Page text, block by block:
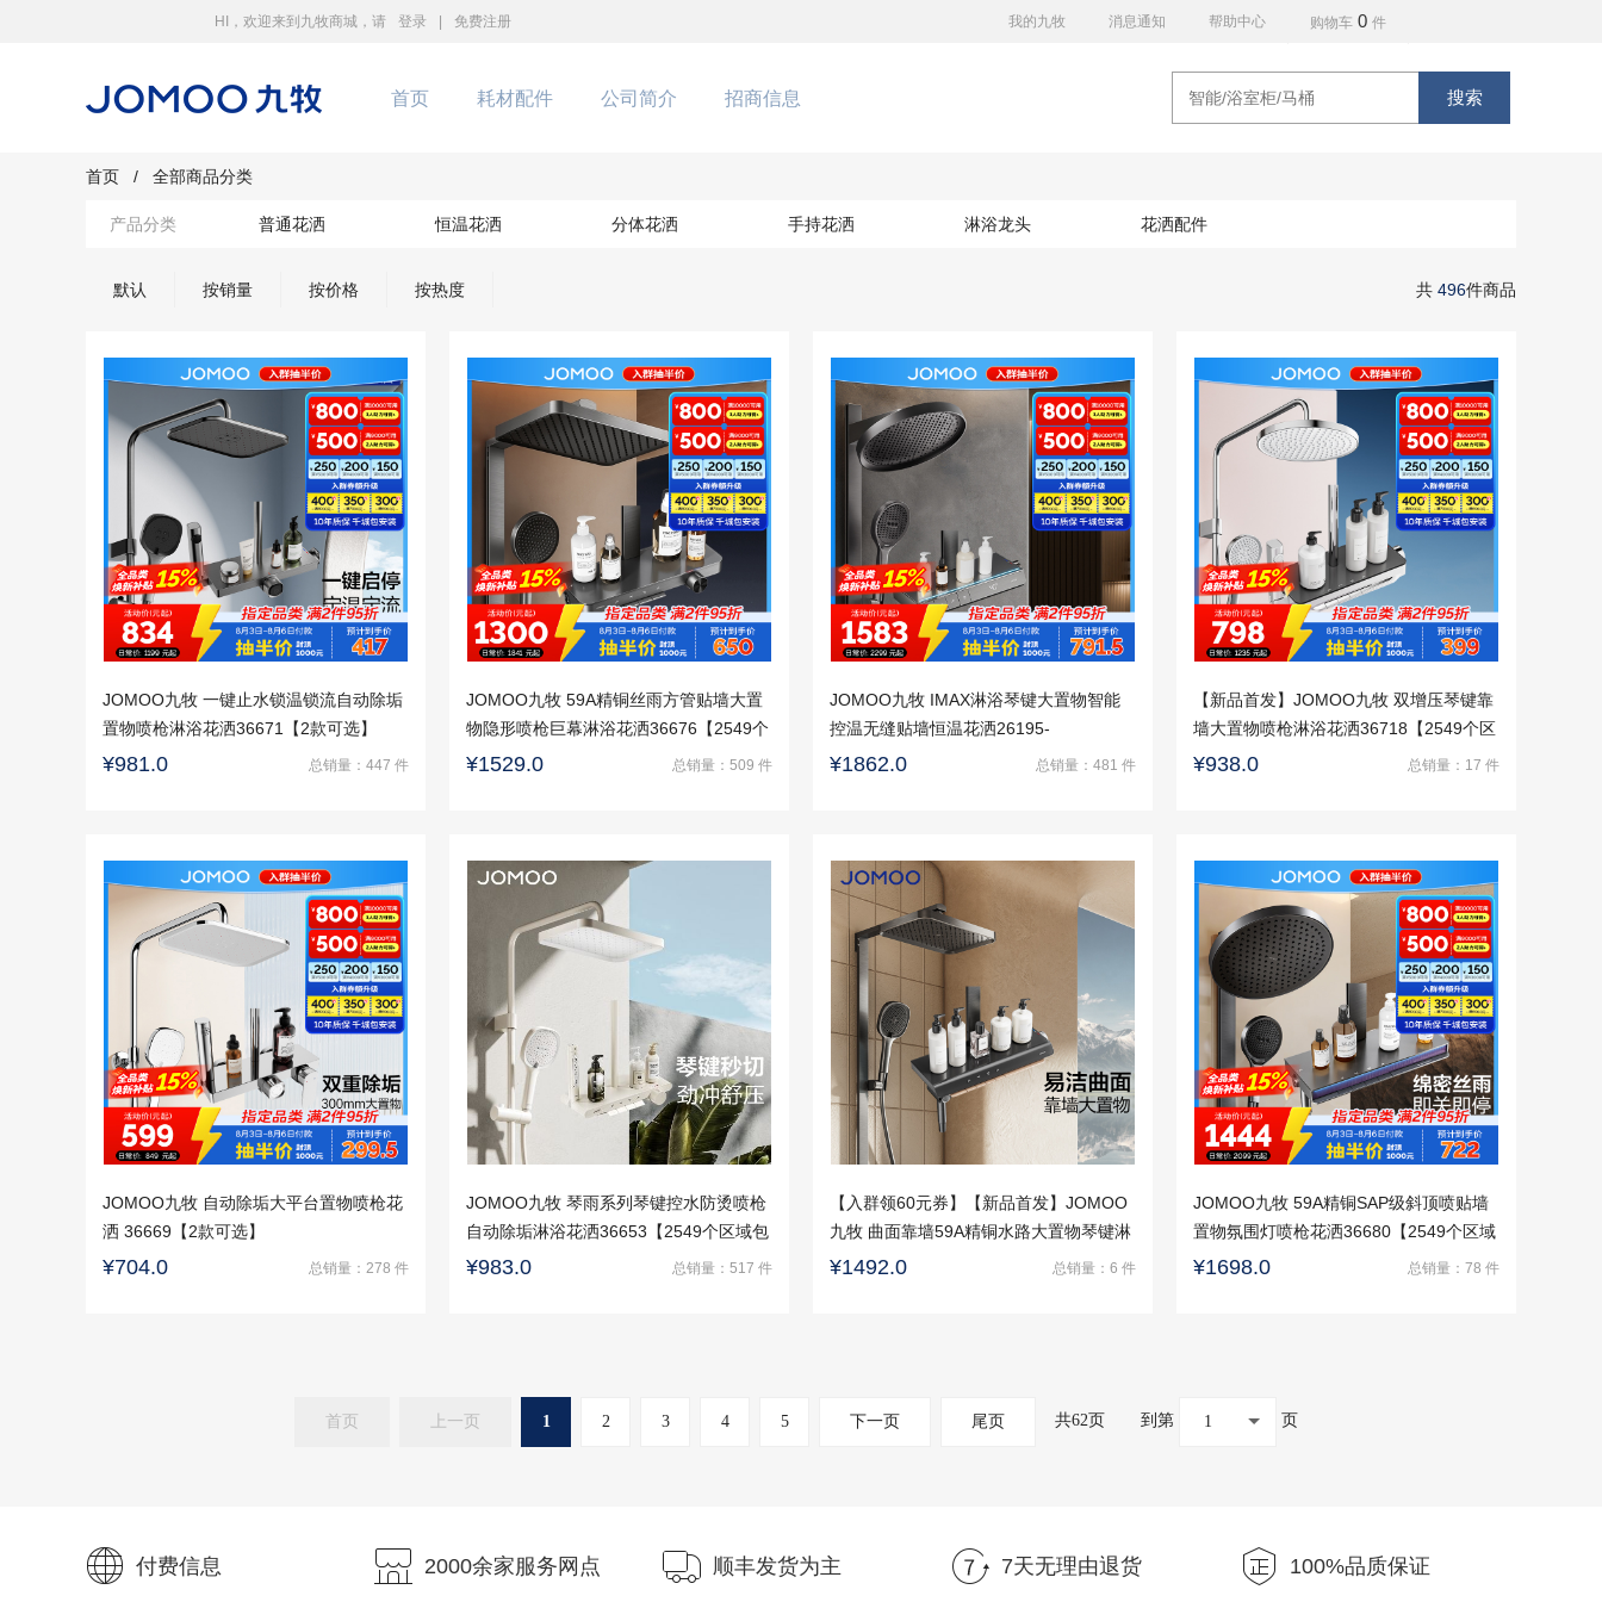
HI，欢迎来到九牧商城，请 登录 免费注册 我的九牧 消息通知 帮助中心 购物车 0 件
首页 耗材配件 公司简介 招商信息 搜索
首页 / 全部商品分类
产品分类 普通花洒 恒温花洒 分体花洒 手持花洒 淋浴龙头 花洒配件
默认 按销量 按价格 按热度 共 496件商品
JOMOO九牧 一键止水锁温锁流自动除垢
置物喷枪淋浴花洒36671【2款可选】
¥981.0 总销量：447 件
JOMOO九牧 59A精铜丝雨方管贴墙大置
物隐形喷枪巨幕淋浴花洒36676【2549个
区域包安装】
¥1529.0 总销量：509 件
JOMOO九牧 IMAX淋浴琴键大置物智能
控温无缝贴墙恒温花洒26195-
26209【2549个区域包安装】
¥1862.0 总销量：481 件
【新品首发】JOMOO九牧 双增压琴键靠
墙大置物喷枪淋浴花洒36718【2549个区
域包安装】
¥938.0 总销量：17 件
JOMOO九牧 自动除垢大平台置物喷枪花
洒 36669【2款可选】
¥704.0 总销量：278 件
JOMOO九牧 琴雨系列琴键控水防烫喷枪
自动除垢淋浴花洒36653【2549个区域包
安装】
¥983.0 总销量：517 件
【入群领60元券】【新品首发】JOMOO
九牧 曲面靠墙59A精铜水路大置物琴键淋
浴花洒36709【2549个区域包安装】
¥1492.0 总销量：6 件
JOMOO九牧 59A精铜SAP级斜顶喷贴墙
置物氛围灯喷枪花洒36680【2549个区域
包安装】
¥1698.0 总销量：78 件
首页 上一页 1 2 3 4 5 下一页 尾页 共62页 到第 1 页
付费信息 2000余家服务网点 顺丰发货为主 7天无理由退货 100%品质保证